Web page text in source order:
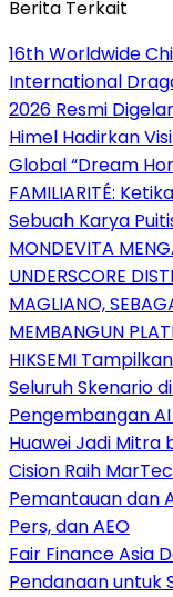
Berita Terkait
16th Worldwide
International
2026 Resmi Digelar
Himel Hadirkan
Global “Dream
FAMILIARITÉ:
Sebuah Karya
MONDEVITA
UNDERSCORE
MAGLIANO,
MEMBANGUN
HIKSEMI
Seluruh Skenario
Pengembangan
Huawei Jadi Mitra
Cision Raih
Pemantauan dan
Pers, dan AEO
Fair Finance Asia
Pendanaan untuk